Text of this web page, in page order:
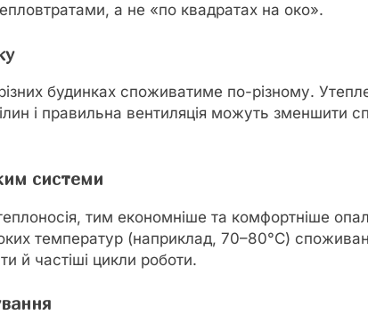
а не «по квадратах на око».
будинках споживатиме по-різному.
і правильна вентиляція можуть зменшити
системи
тим економніше та комфортніше
температур (наприклад, 70–80°C)
й частіші цикли роботи.